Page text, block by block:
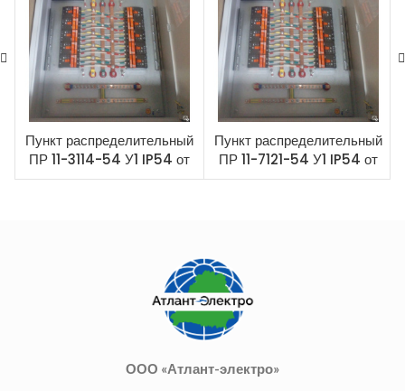
Пункт распределительный
ПР 11-3114-54 У1 IP54 от
Пункт распределительный
ПР 11-7121-54 У1 IP54 от
ООО «Атлант-электро»